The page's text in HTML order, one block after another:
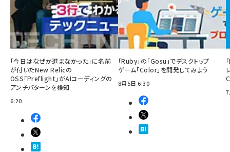
「今日はなぜか進まなかった」に名前
が付いた――New Relicの
OSS「Preflight」がAIコーディングの
アンチパターンを検知
6:20
「Ruby」の「Gosu」でデスクトップ
ゲーム「Color」を開発してみよう
8月5日 6:30